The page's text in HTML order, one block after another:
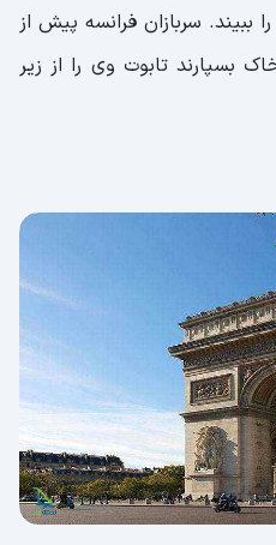
سربازان فرانسه پیش از
بسپارند تابوت وی را از زیر